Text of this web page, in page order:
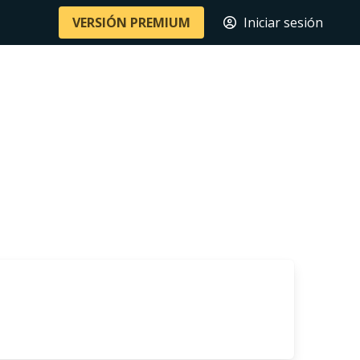
VERSIÓN PREMIUM Iniciar sesión